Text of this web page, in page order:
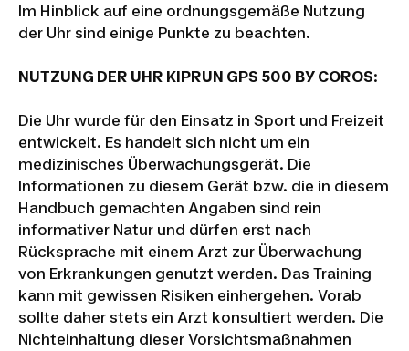
Im Hinblick auf eine ordnungsgemäße Nutzung
der Uhr sind einige Punkte zu beachten.
NUTZUNG DER UHR KIPRUN GPS 500 BY COROS:
Die Uhr wurde für den Einsatz in Sport und Freizeit
entwickelt. Es handelt sich nicht um ein
medizinisches Überwachungsgerät. Die
Informationen zu diesem Gerät bzw. die in diesem
Handbuch gemachten Angaben sind rein
informativer Natur und dürfen erst nach
Rücksprache mit einem Arzt zur Überwachung
von Erkrankungen genutzt werden. Das Training
kann mit gewissen Risiken einhergehen. Vorab
sollte daher stets ein Arzt konsultiert werden. Die
Nichteinhaltung dieser Vorsichtsmaßnahmen